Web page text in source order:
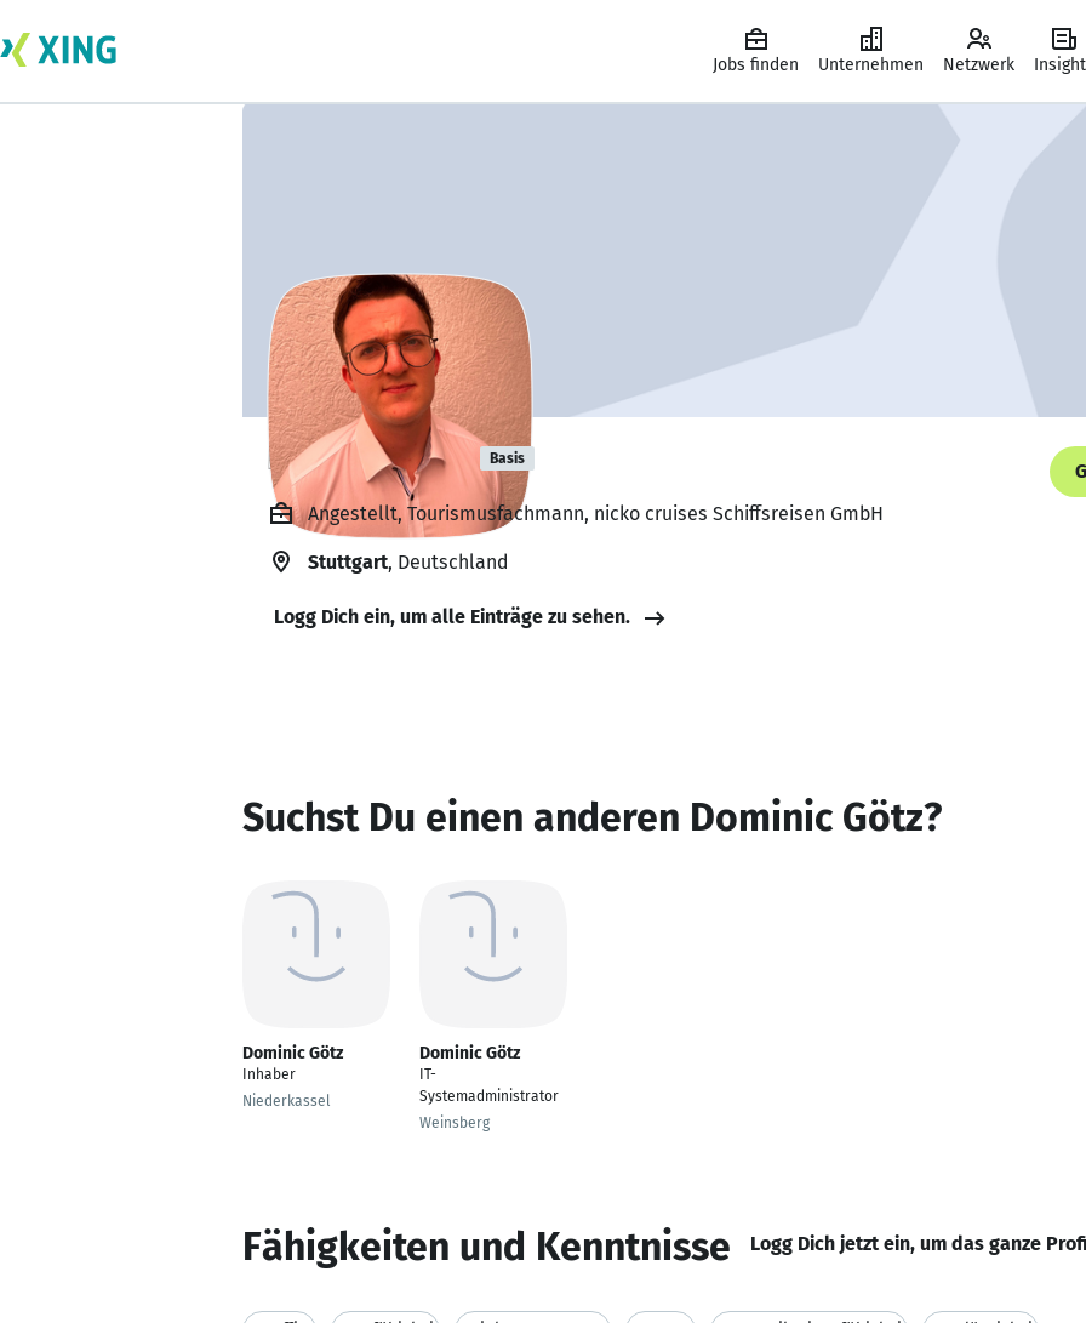
Jobs finden Unternehmen Netzwerk
Dominic Götz Basis
Angestellt, Tourismusfachmann, nicko cruises Schiffsreisen GmbH
Stuttgart, Deutschland
Logg Dich ein, um alle Einträge zu sehen.
Suchst Du einen anderen Dominic Götz?
Dominic Götz
Inhaber
Niederkassel
Dominic Götz
IT-
Systemadministrator
Weinsberg
Fähigkeiten und Kenntnisse Logg Dich jetzt ein, um das ganze